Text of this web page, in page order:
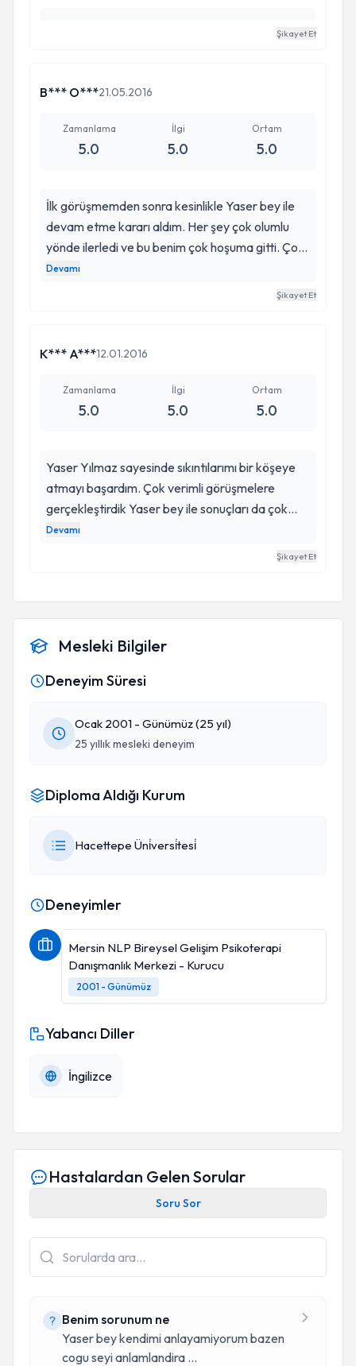
Şikayet Et
B*** O***21.05.2016
Zamanlama
5.0
İlgi
5.0
Ortam
5.0
İlk görüşmemden sonra kesinlikle Yaser bey ile
devam etme kararı aldım. Her şey çok olumlu
yönde ilerledi ve bu benim çok hoşuma gitti. Çok
sık olmasa da aralıklar ile terapilerimiz devam
ediyor. Bana yardımlarını hiç unutmayacağım.
tavsiye edeceğim.
Devamı
Şikayet Et
K*** A***12.01.2016
Zamanlama
5.0
İlgi
5.0
Ortam
5.0
Yaser Yılmaz sayesinde sıkıntılarımı bir köşeye
atmayı başardım. Çok verimli görüşmelere
gerçekleştirdik Yaser bey ile sonuçları da çok
güzel oldu. Beni dinlemesi,benden bıkmadığını
görmek, sorunlarıma çözüm önerileri gerçekten
Devamı
Şikayet Et
Mesleki Bilgiler
Deneyim Süresi
Ocak 2001 - Günümüz (25 yıl)
25 yıllık mesleki deneyim
Diploma Aldığı Kurum
Hacettepe Üni̇versi̇tesi̇
Deneyimler
Mersin NLP Bireysel Gelişim Psikoterapi
Danışmanlık Merkezi - Kurucu
2001 - Günümüz
Yabancı Diller
İngilizce
Hastalardan Gelen Sorular
Soru Sor
Benim sorunum ne
Yaser bey kendimi anlayamiyorum bazen
cogu seyi anlamlandira ...